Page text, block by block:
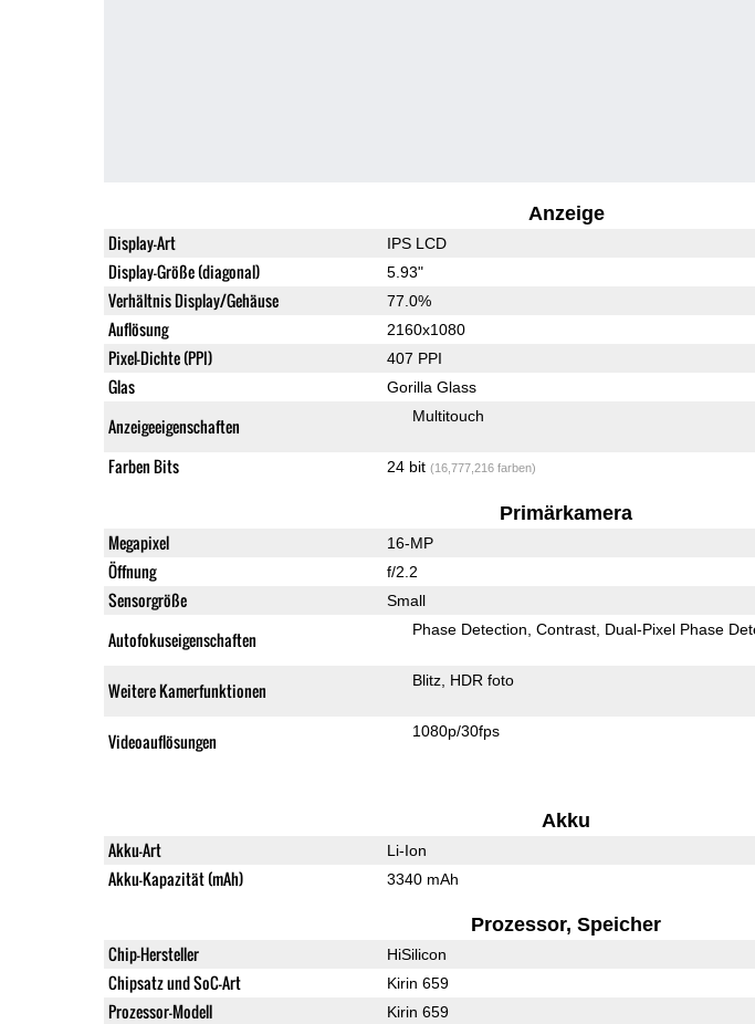
Anzeige
Display-Art IPS LCD
Display-Größe (diagonal) 5.93"
Verhältnis Display/Gehäuse 77.0%
Auflösung 2160x1080
Pixel-Dichte (PPI) 407 PPI
Glas Gorilla Glass
Anzeigeeigenschaften Multitouch
Farben Bits 24 bit (16,777,216 farben)
Primärkamera
Megapixel 16-MP
Öffnung f/2.2
Sensorgröße Small
Autofokuseigenschaften Phase Detection Contrast Dual-Pixel Phase
Weitere Kamerfunktionen Blitz HDR foto
Videoauflösungen 1080p/30fps
Akku
Akku-Art Li-Ion
Akku-Kapazität (mAh) 3340 mAh
Prozessor, Speicher
Chip-Hersteller HiSilicon
Chipsatz und SoC-Art Kirin 659
Prozessor-Modell Kirin 659